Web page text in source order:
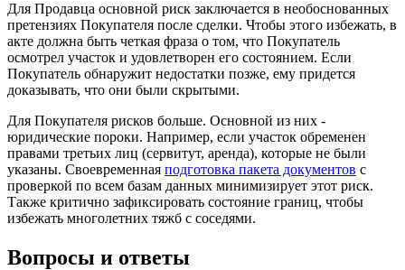
Для Продавца основной риск заключается в необоснованных
претензиях Покупателя после сделки. Чтобы этого избежать, в
акте должна быть четкая фраза о том, что Покупатель
осмотрел участок и удовлетворен его состоянием. Если
Покупатель обнаружит недостатки позже, ему придется
доказывать, что они были скрытыми.
Для Покупателя рисков больше. Основной из них -
юридические пороки. Например, если участок обременен
правами третьих лиц (сервитут, аренда), которые не были
указаны. Своевременная подготовка пакета документов с
проверкой по всем базам данных минимизирует этот риск.
Также критично зафиксировать состояние границ, чтобы
избежать многолетних тяжб с соседями.
Вопросы и ответы